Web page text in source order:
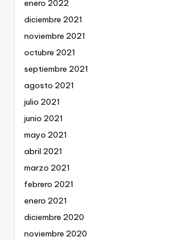
enero 2022
diciembre 2021
noviembre 2021
octubre 2021
septiembre 2021
agosto 2021
julio 2021
junio 2021
mayo 2021
abril 2021
marzo 2021
febrero 2021
enero 2021
diciembre 2020
noviembre 2020